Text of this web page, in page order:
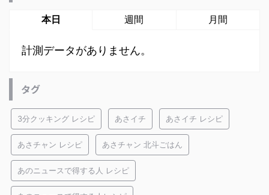
本日 週間 月間
計測データがありません。
タグ
3分クッキング レシピ あさイチ あさイチ レシピ
あさチャン レシピ あさチャン 北斗ごはん
あのニュースで得する人 レシピ